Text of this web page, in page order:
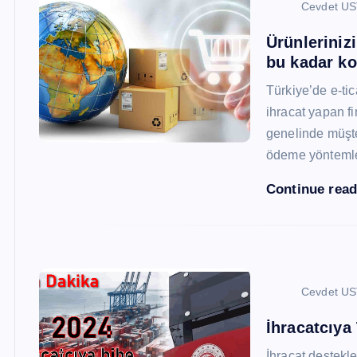
Cevdet
Ürünlerinizi
bu kadar
Türkiye’de e-
ihracat yapan
genelinde
ödeme
Continue
Cevdet